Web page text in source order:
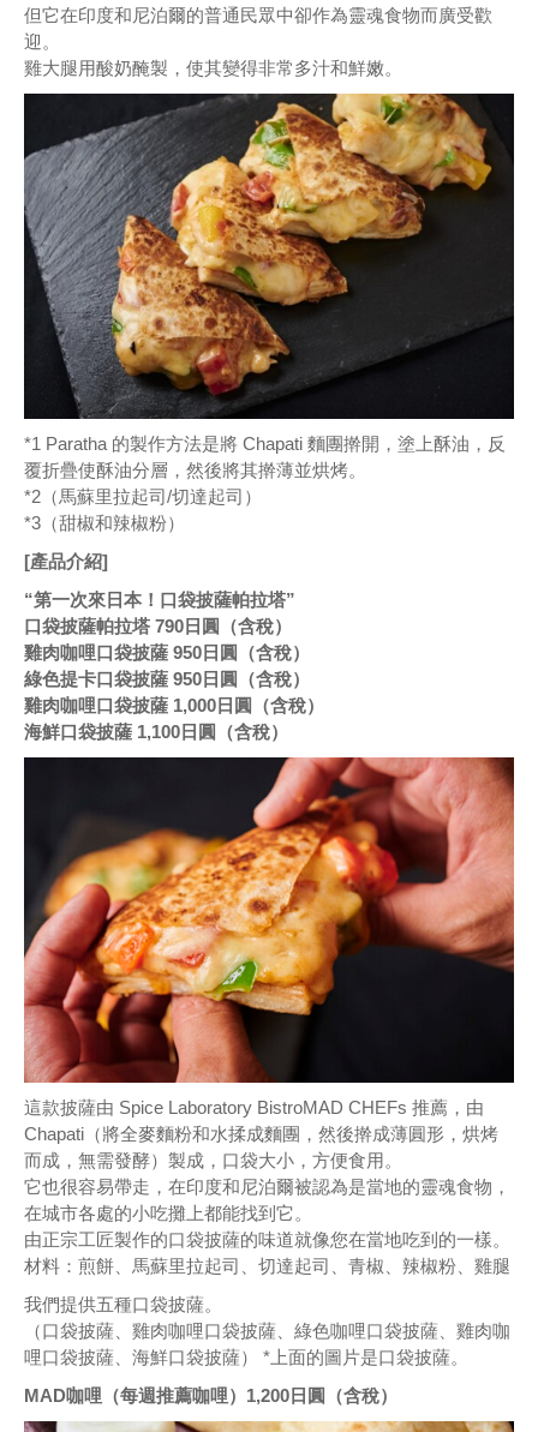
但它在印度和尼泊爾的普通民眾中卻作為靈魂食物而廣受歡
迎。
雞大腿用酸奶醃製，使其變得非常多汁和鮮嫩。
*1 Paratha 的製作方法是將 Chapati 麵團擀開，塗上酥油，反
覆折疊使酥油分層，然後將其擀薄並烘烤。
*2（馬蘇里拉起司/切達起司）
*3（甜椒和辣椒粉）
[產品介紹]
“第一次來日本！口袋披薩帕拉塔”
口袋披薩帕拉塔 790日圓（含稅）
雞肉咖哩口袋披薩 950日圓（含稅）
綠色提卡口袋披薩 950日圓（含稅）
雞肉咖哩口袋披薩 1,000日圓（含稅）
海鮮口袋披薩 1,100日圓（含稅）
這款披薩由 Spice Laboratory BistroMAD CHEFs 推薦，由
Chapati（將全麥麵粉和水揉成麵團，然後擀成薄圓形，烘烤
而成，無需發酵）製成，口袋大小，方便食用。
它也很容易帶走，在印度和尼泊爾被認為是當地的靈魂食物，
在城市各處的小吃攤上都能找到它。
由正宗工匠製作的口袋披薩的味道就像您在當地吃到的一樣。
材料：煎餅、馬蘇里拉起司、切達起司、青椒、辣椒粉、雞腿
我們提供五種口袋披薩。
（口袋披薩、雞肉咖哩口袋披薩、綠色咖哩口袋披薩、雞肉咖
哩口袋披薩、海鮮口袋披薩） *上面的圖片是口袋披薩。
MAD咖哩（每週推薦咖哩）1,200日圓（含稅）